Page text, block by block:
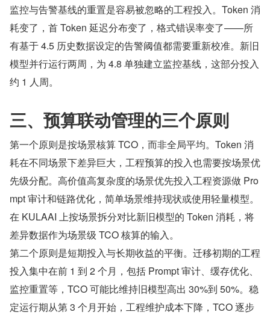
监控与告警基线的重置是容易被忽略的工程投入。Token 消
耗变了，首 Token 延迟分布变了，格式错误率变了——所
有基于 4.5 历史数据设定的告警阈值都需要重新校准。新旧
模型并行运行两周，为 4.8 单独建立监控基线，这部分投入
约 1 人周。
三、预算联动管理的三个原则
第一个原则是按场景核算 TCO，而非全局平均。Token 消
耗在不同场景下差异巨大，工程预算的投入也需要按场景优
先级分配。高价值高复杂度的场景优先投入工程资源做 Pro
mpt 审计和链路优化，简单场景维持现状或使用轻量模型。
在 KULAAI 上按场景拆分对比新旧模型的 Token 消耗，将
差异数据作为场景级 TCO 核算的输入。
第二个原则是短期投入与长期收益的平衡。迁移初期的工程
投入集中在前 1 到 2 个月，包括 Prompt 审计、缓存优化、
监控重置等，TCO 可能比维持旧模型高出 30%到 50%。稳
定运行期从第 3 个月开始，工程维护成本下降，TCO 逐步